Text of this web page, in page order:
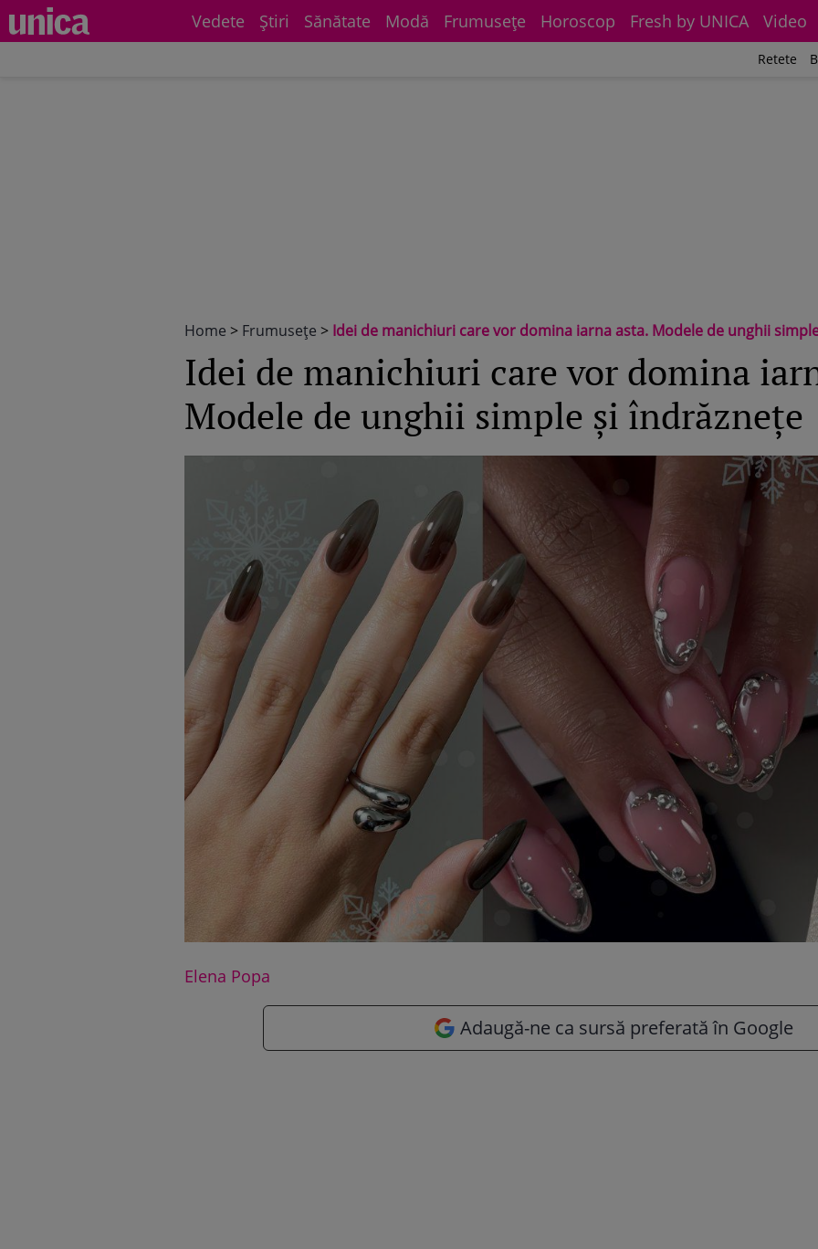
Vedete Știri Sănătate Modă Frumuseţe Horoscop Fresh by UNICA Video
Retete
Home > Frumuseţe > Idei de manichiuri care vor domina iarna asta. Modele de unghii
Idei de manichiuri care vor domina
Modele de unghii simple şi îndrăzneţe
Elena Popa
Adaugă-ne ca sursă preferată în Google